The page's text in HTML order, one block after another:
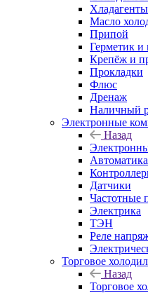
Масло
Припой
Герметик и
Крепёж и
Прокладки
Флюс
Дренаж
Наличный
Электронные
Назад
Датчики
Частотные
Электрика
ТЭН
Реле
Торговое
Назад
Торговое